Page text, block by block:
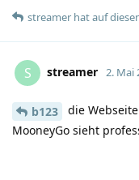
streamer hatauf
S streamer 2. Mai
b123
die
MooneyGo sieht